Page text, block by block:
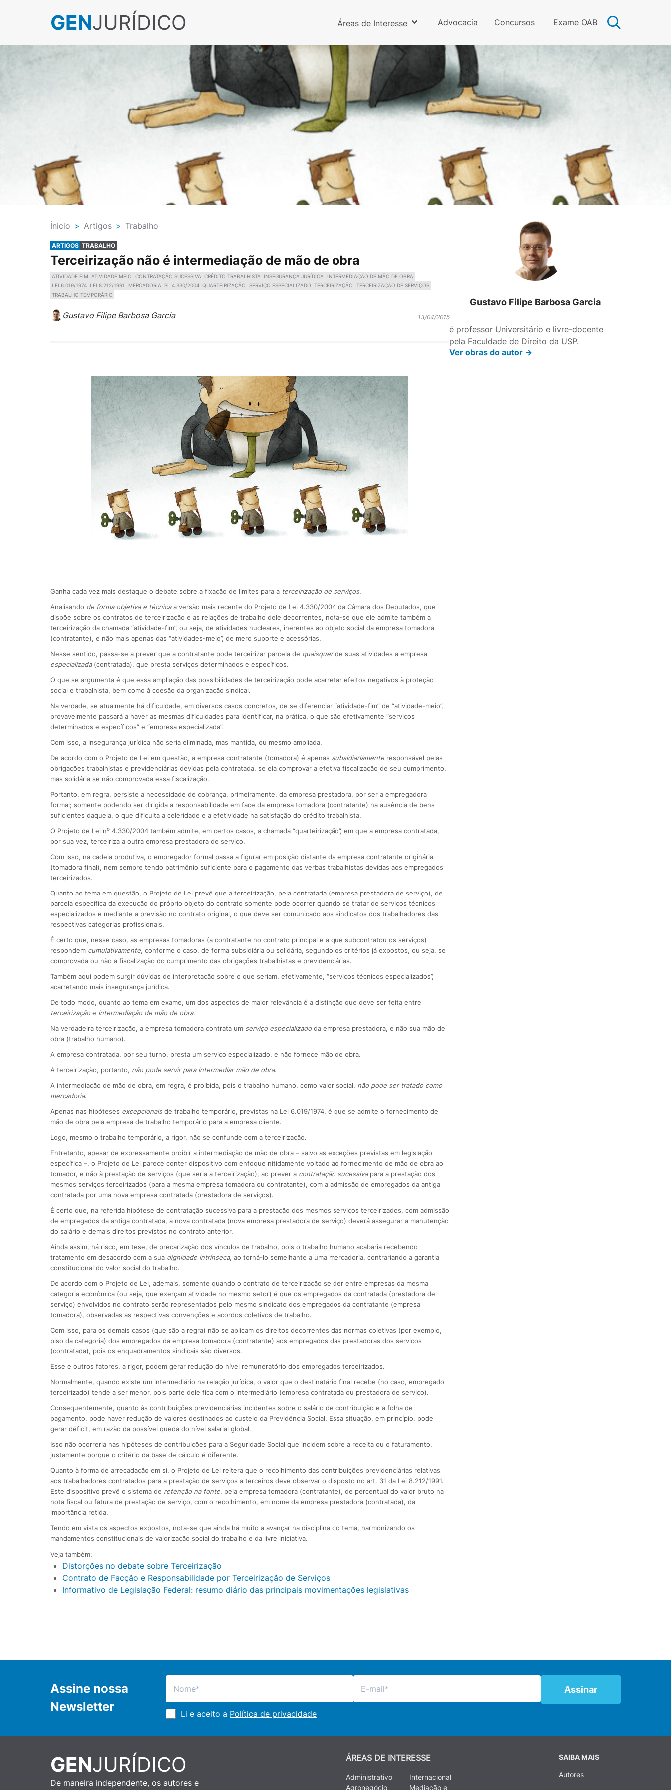
GENJURÍDICO Áreas de Interesse Advocacia Concursos Exame OAB
Ínicio > Artigos > Trabalho
ARTIGOS TRABALHO
Terceirização não é intermediação de mão de obra
ATIVIDADE FIM ATIVIDADE MEIO CONTRATAÇÃO SUCESSIVA CRÉDITO TRABALHISTA INSEGURANÇA JURÍDICA
INTERMEDIAÇÃO DE MÃO DE OBRA
LEI 6.019/1974 LEI 8.212/1991 MERCADORIA PL 4.330/2004 QUARTEIRIZAÇÃO SERVIÇO ESPECIALIZADO TERCEIRIZAÇÃO
TERCEIRIZAÇÃO DE SERVIÇOS
TRABALHO TEMPORÁRIO
Gustavo Filipe Barbosa Garcia 13/04/2015
Ganha cada vez mais destaque o debate sobre a fixação de limites para a terceirização de serviços.
Analisando de forma objetiva e técnicaa versão mais recente do Projeto de Lei 4.330/2004 da Câmara dos Deputados, que
dispõe sobre os contratos de terceirização e as relações de trabalho dele decorrentes, nota-se que ele admite também a
terceirização da chamada “atividade-fim”, ou seja, de atividades nucleares, inerentes ao objeto social da empresa tomadora
(contratante), e não mais apenas das “atividades-meio”, de mero suporte e acessórias.
Nesse sentido, passa-se a prever que a contratante pode terceirizar parcela de quaisquerde suas atividades a empresa
especializada(contratada), que presta serviços determinados e específicos.
O que se argumenta é que essa ampliação das possibilidades de terceirização pode acarretar efeitos negativos à proteção
social e trabalhista, bem como à coesão da organização sindical.
Na verdade, se atualmente há dificuldade, em diversos casos concretos, de se diferenciar “atividade-fim” de “atividade-meio”,
provavelmente passará a haver as mesmas dificuldades para identificar, na prática, o que são efetivamente “serviços
determinados e específicos” e “empresa especializada”.
Com isso, a insegurança jurídica não seria eliminada, mas mantida, ou mesmo ampliada.
De acordo com o Projeto de Lei em questão, a empresa contratante (tomadora) é apenas subsidiariamenteresponsável pelas
obrigações trabalhistas e previdenciárias devidas pela contratada, se ela comprovar a efetiva fiscalização de seu cumprimento,
mas solidária se não comprovada essa fiscalização.
Portanto, em regra, persiste a necessidade de cobrança, primeiramente, da empresa prestadora, por ser a empregadora
formal; somente podendo ser dirigida a responsabilidade em face da empresa tomadora (contratante) na ausência de bens
suficientes daquela, o que dificulta a celeridade e a efetividade na satisfação do crédito trabalhista.
O Projeto de Lei no4.330/2004 também admite, em certos casos, a chamada “quarteirização”, em que a empresa contratada,
por sua vez, terceiriza a outra empresa prestadora de serviço.
Com isso, na cadeia produtiva, o empregador formal passa a figurar em posição distante da empresa contratante originária
(tomadora final), nem sempre tendo patrimônio suficiente para o pagamento das verbas trabalhistas devidas aos empregados
terceirizados.
Quanto ao tema em questão, o Projeto de Lei prevê que a terceirização, pela contratada (empresa prestadora de serviço), de
parcela específica da execução do próprio objeto do contrato somente pode ocorrer quando se tratar de serviços técnicos
especializados e mediante a previsão no contrato original, o que deve ser comunicado aos sindicatos dos trabalhadores das
respectivas categorias profissionais.
É certo que, nesse caso, as empresas tomadoras (a contratante no contrato principal e a que subcontratou os serviços)
respondem cumulativamente, conforme o caso, de forma subsidiária ou solidária, segundo os critérios já expostos, ou seja, se
comprovada ou não a fiscalização do cumprimento das obrigações trabalhistas e previdenciárias.
Também aqui podem surgir dúvidas de interpretação sobre o que seriam, efetivamente, “serviços técnicos especializados”,
acarretando mais insegurança jurídica.
De todo modo, quanto ao tema em exame, um dos aspectos de maior relevância é a distinção que deve ser feita entre
terceirizaçãoe intermediação de mão de obra.
Na verdadeira terceirização, a empresa tomadora contrata um serviço especializadoda empresa prestadora, e não sua mão de
obra (trabalho humano).
A empresa contratada, por seu turno, presta um serviço especializado, e não fornece mão de obra.
A terceirização, portanto, não pode servir para intermediar mão de obra.
A intermediação de mão de obra, em regra, é proibida, pois o trabalho humano, como valor social, não pode ser tratado como
mercadoria.
Apenas nas hipóteses excepcionaisde trabalho temporário, previstas na Lei 6.019/1974, é que se admite o fornecimento de
mão de obra pela empresa de trabalho temporário para a empresa cliente.
Logo, mesmo o trabalho temporário, a rigor, não se confunde com a terceirização.
Entretanto, apesar de expressamente proibir a intermediação de mão de obra – salvo as exceções previstas em legislação
específica –. o Projeto de Lei parece conter dispositivo com enfoque nitidamente voltado ao fornecimento de mão de obra ao
tomador, e não à prestação de serviços (que seria a terceirização), ao prever a contratação sucessivapara a prestação dos
mesmos serviços terceirizados (para a mesma empresa tomadora ou contratante), com a admissão de empregados da antiga
contratada por uma nova empresa contratada (prestadora de serviços).
É certo que, na referida hipótese de contratação sucessiva para a prestação dos mesmos serviços terceirizados, com admissão
de empregados da antiga contratada, a nova contratada (nova empresa prestadora de serviço) deverá assegurar a manutenção
do salário e demais direitos previstos no contrato anterior.
Ainda assim, há risco, em tese, de precarização dos vínculos de trabalho, pois o trabalho humano acabaria recebendo
tratamento em desacordo com a sua dignidade intrínseca, ao torná-lo semelhante a uma mercadoria, contrariando a garantia
constitucional do valor social do trabalho.
De acordo com o Projeto de Lei, ademais, somente quando o contrato de terceirização se der entre empresas da mesma
categoria econômica (ou seja, que exerçam atividade no mesmo setor) é que os empregados da contratada (prestadora de
serviço) envolvidos no contrato serão representados pelo mesmo sindicato dos empregados da contratante (empresa
tomadora), observadas as respectivas convenções e acordos coletivos de trabalho.
Com isso, para os demais casos (que são a regra) não se aplicam os direitos decorrentes das normas coletivas (por exemplo,
piso da categoria) dos empregados da empresa tomadora (contratante) aos empregados das prestadoras dos serviços
(contratada), pois os enquadramentos sindicais são diversos.
Esse e outros fatores, a rigor, podem gerar redução do nível remuneratório dos empregados terceirizados.
Normalmente, quando existe um intermediário na relação jurídica, o valor que o destinatário final recebe (no caso, empregado
terceirizado) tende a ser menor, pois parte dele fica com o intermediário (empresa contratada ou prestadora de serviço).
Consequentemente, quanto às contribuições previdenciárias incidentes sobre o salário de contribuição e a folha de
pagamento, pode haver redução de valores destinados ao custeio da Previdência Social. Essa situação, em princípio, pode
gerar déficit, em razão da possível queda do nível salarial global.
Isso não ocorreria nas hipóteses de contribuições para a Seguridade Social que incidem sobre a receita ou o faturamento,
justamente porque o critério da base de cálculo é diferente.
Quanto à forma de arrecadação em si, o Projeto de Lei reitera que o recolhimento das contribuições previdenciárias relativas
aos trabalhadores contratados para a prestação de serviços a terceiros deve observar o disposto no art. 31 da Lei 8.212/1991.
Este dispositivo prevê o sistema de retenção na fonte, pela empresa tomadora (contratante), de percentual do valor bruto na
nota fiscal ou fatura de prestação de serviço, com o recolhimento, em nome da empresa prestadora (contratada), da
importância retida.
Tendo em vista os aspectos expostos, nota-se que ainda há muito a avançar na disciplina do tema, harmonizando os
mandamentos constitucionais de valorização social do trabalho e da livre iniciativa.
Veja também:
Distorções no debate sobre Terceirização
Contrato de Facção e Responsabilidade por Terceirização de Serviços
Informativo de Legislação Federal: resumo diário das principais movimentações legislativas
Gustavo Filipe Barbosa Garcia
é professor Universitário e livre-docente
pela Faculdade de Direito da USP.
Ver obras do autor ->
Assine nossa
Newsletter
Li e aceito a Política de privacidade
GENJURÍDICO
De maneira independente, os autores e
ÁREAS DE INTERESSE
Administrativo
Agronegócio
Internacional
Mediação e
SAIBA MAIS
Autores